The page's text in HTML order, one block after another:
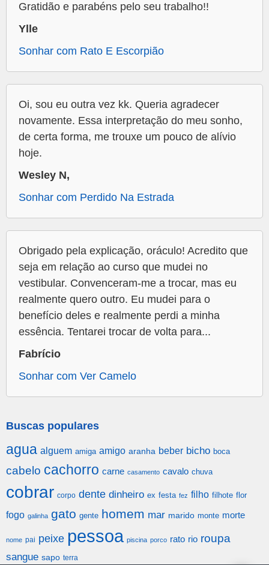
Gratidão e parabéns pelo seu trabalho!!
Ylle
Sonhar com Rato E Escorpião
Oi, sou eu outra vez kk. Queria agradecer
novamente. Essa interpretação do meu sonho,
de certa forma, me trouxe um pouco de alívio
hoje.
Wesley N,
Sonhar com Perdido Na Estrada
Obrigado pela explicação, oráculo! Acredito que
seja em relação ao curso que mudei no
vestibular. Convenceram-me a trocar, mas eu
realmente quero outro. Eu mudei para o
benefício deles e realmente perdi a minha
essência. Tentarei trocar de volta para...
Fabrício
Sonhar com Ver Camelo
Buscas populares
agua alguem amiga amigo aranha beber bicho boca
cabelo cachorro carne casamento cavalo chuva
cobrar corpo dente dinheiro ex festa fez filho filhote flor
fogo galinha gato gente homem mar marido monte morte
nome pai peixe pessoa piscina porco rato rio roupa
sangue sapo terra